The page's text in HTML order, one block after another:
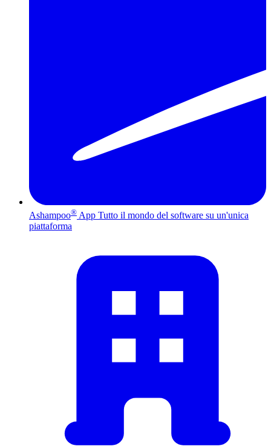
Ashampoo® App Tutto il mondo del software su un'unica
piattaforma